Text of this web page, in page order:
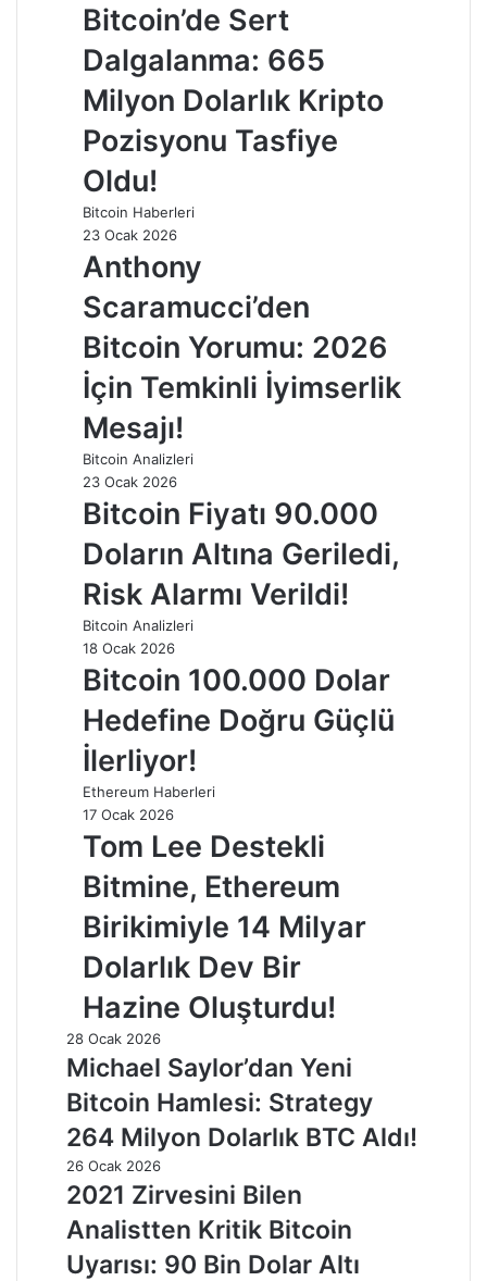
Bitcoin’de Sert
Dalgalanma: 665
Milyon Dolarlık Kripto
Pozisyonu Tasfiye
Oldu!
Bitcoin Haberleri
23 Ocak 2026
Anthony
Scaramucci’den
Bitcoin Yorumu: 2026
İçin Temkinli İyimserlik
Mesajı!
Bitcoin Analizleri
23 Ocak 2026
Bitcoin Fiyatı 90.000
Doların Altına Geriledi,
Risk Alarmı Verildi!
Bitcoin Analizleri
18 Ocak 2026
Bitcoin 100.000 Dolar
Hedefine Doğru Güçlü
İlerliyor!
Ethereum Haberleri
17 Ocak 2026
Tom Lee Destekli
Bitmine, Ethereum
Birikimiyle 14 Milyar
Dolarlık Dev Bir
Hazine Oluşturdu!
28 Ocak 2026
Michael Saylor’dan Yeni
Bitcoin Hamlesi: Strategy
264 Milyon Dolarlık BTC Aldı!
26 Ocak 2026
2021 Zirvesini Bilen
Analistten Kritik Bitcoin
Uyarısı: 90 Bin Dolar Altı